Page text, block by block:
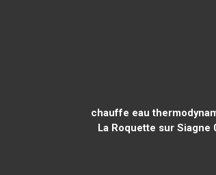
chauffe eau
La Roquette sur Siagne